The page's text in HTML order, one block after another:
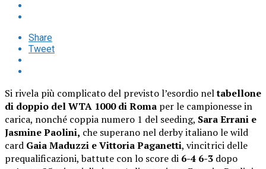
Share
Tweet
Si rivela più complicato del previsto l’esordio neltabellone
di doppio del WTA 1000 di Roma per le campionesse in
carica, nonché coppia numero 1 del seeding, Sara Errani e
Jasmine Paolini, che superano nel derby italiano le wild
card Gaia Maduzzi e Vittoria Paganetti, vincitrici delle
prequalificazioni, battute con lo score di 6-4 6-3 dopo